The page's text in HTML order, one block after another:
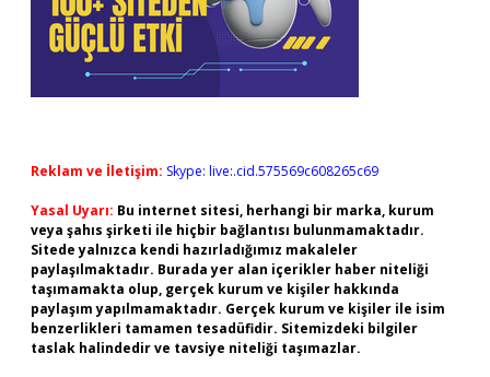
Reklam ve İletişim: Skype: live:.cid.575569c608265c69
Yasal Uyarı: Bu internet sitesi, herhangi bir marka, kurum
veya şahıs şirketi ile hiçbir bağlantısı bulunmamaktadır.
Sitede yalnızca kendi hazırladığımız makaleler
paylaşılmaktadır. Burada yer alan içerikler haber niteliği
taşımamakta olup, gerçek kurum ve kişiler hakkında
paylaşım yapılmamaktadır. Gerçek kurum ve kişiler ile isim
benzerlikleri tamamen tesadüfidir. Sitemizdeki bilgiler
taslak halindedir ve tavsiye niteliği taşımazlar.